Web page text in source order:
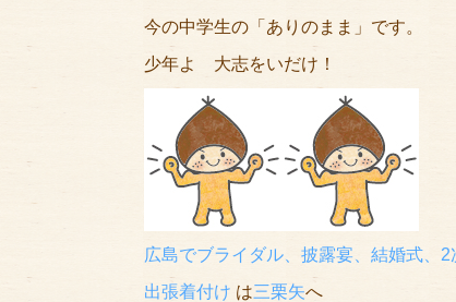
今の中学生の「ありのまま」です。
少年よ 大志をいだけ！
広島でブライダル、披露宴、結婚式、2
出張着付け は三栗矢へ